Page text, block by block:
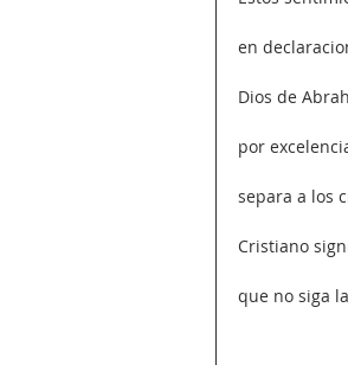
en
Dios de
por
separa a los
Cristiano
que no siga